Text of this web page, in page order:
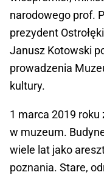
narodowego prof.
prezydent
Janusz Kotowski
prowadzenia
kultury.
1 marca 2019 roku
w muzeum.
wiele lat jako
poznania. Stare,